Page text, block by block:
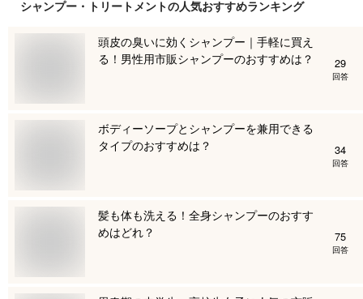
シャンプー・トリートメントの人気おすすめランキング
頭皮の臭いに効くシャンプー｜手軽に買え
る！男性用市販シャンプーのおすすめは？
29
回答
ボディーソープとシャンプーを兼用できる
タイプのおすすめは？
34
回答
髪も体も洗える！全身シャンプーのおすす
めはどれ？
75
回答